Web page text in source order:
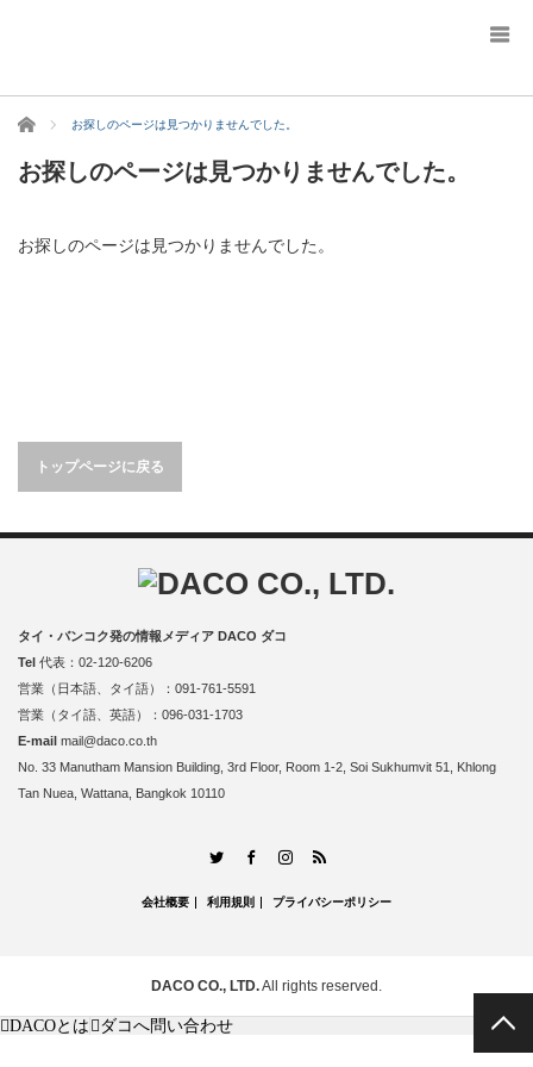
ホーム お探しのページは見つかりませんでした。
お探しのページは見つかりませんでした。
お探しのページは見つかりませんでした。
トップページに戻る
タイ・バンコク発の情報メディア DACO ダコ
Tel 代表：02-120-6206
営業（日本語、タイ語）：091-761-5591
営業（タイ語、英語）：096-031-1703
E-mail mail@daco.co.th
No. 33 Manutham Mansion Building, 3rd Floor, Room 1-2, Soi Sukhumvit 51, Khlong
Tan Nuea, Wattana, Bangkok 10110
TwitterFacebookInstagram
RSS
会社概要 利用規則 プライバシーポリシー
DACO CO., LTD.All rights reserved.
DACOとは ダコへ問い合わせ